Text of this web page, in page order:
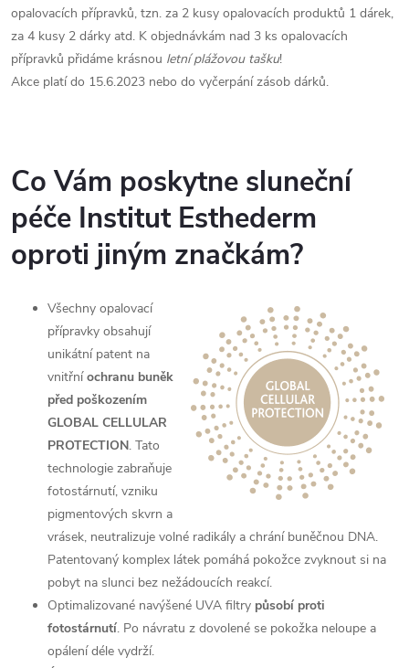
opalovacích přípravků, tzn. za 2 kusy opalovacích produktů 1 dárek,
za 4 kusy 2 dárky atd. K objednávkám nad 3 ks opalovacích
přípravků přidáme krásnou letní plážovou tašku!
Akce platí do 15.6.2023 nebo do vyčerpání zásob dárků.
Co Vám poskytne sluneční
péče Institut Esthederm
oproti jiným značkám?
Všechny opalovací
přípravky obsahují
unikátní patent na
vnitřníochranu buněk
před poškozením
GLOBAL CELLULAR
PROTECTION. Tato
technologie zabraňuje
fotostárnutí, vzniku
pigmentových skvrn a
vrásek, neutralizuje volné radikály a chrání buněčnou DNA.
Patentovaný komplex látek pomáhá pokožce zvyknout si na
pobyt na slunci bez nežádoucích reakcí.
Optimalizované navýšené UVA filtry působí proti
fotostárnutí. Po návratu z dovolené se pokožka neloupe a
opálení déle vydrží.